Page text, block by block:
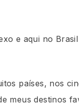
e aqui no
países, nos
meus destinos